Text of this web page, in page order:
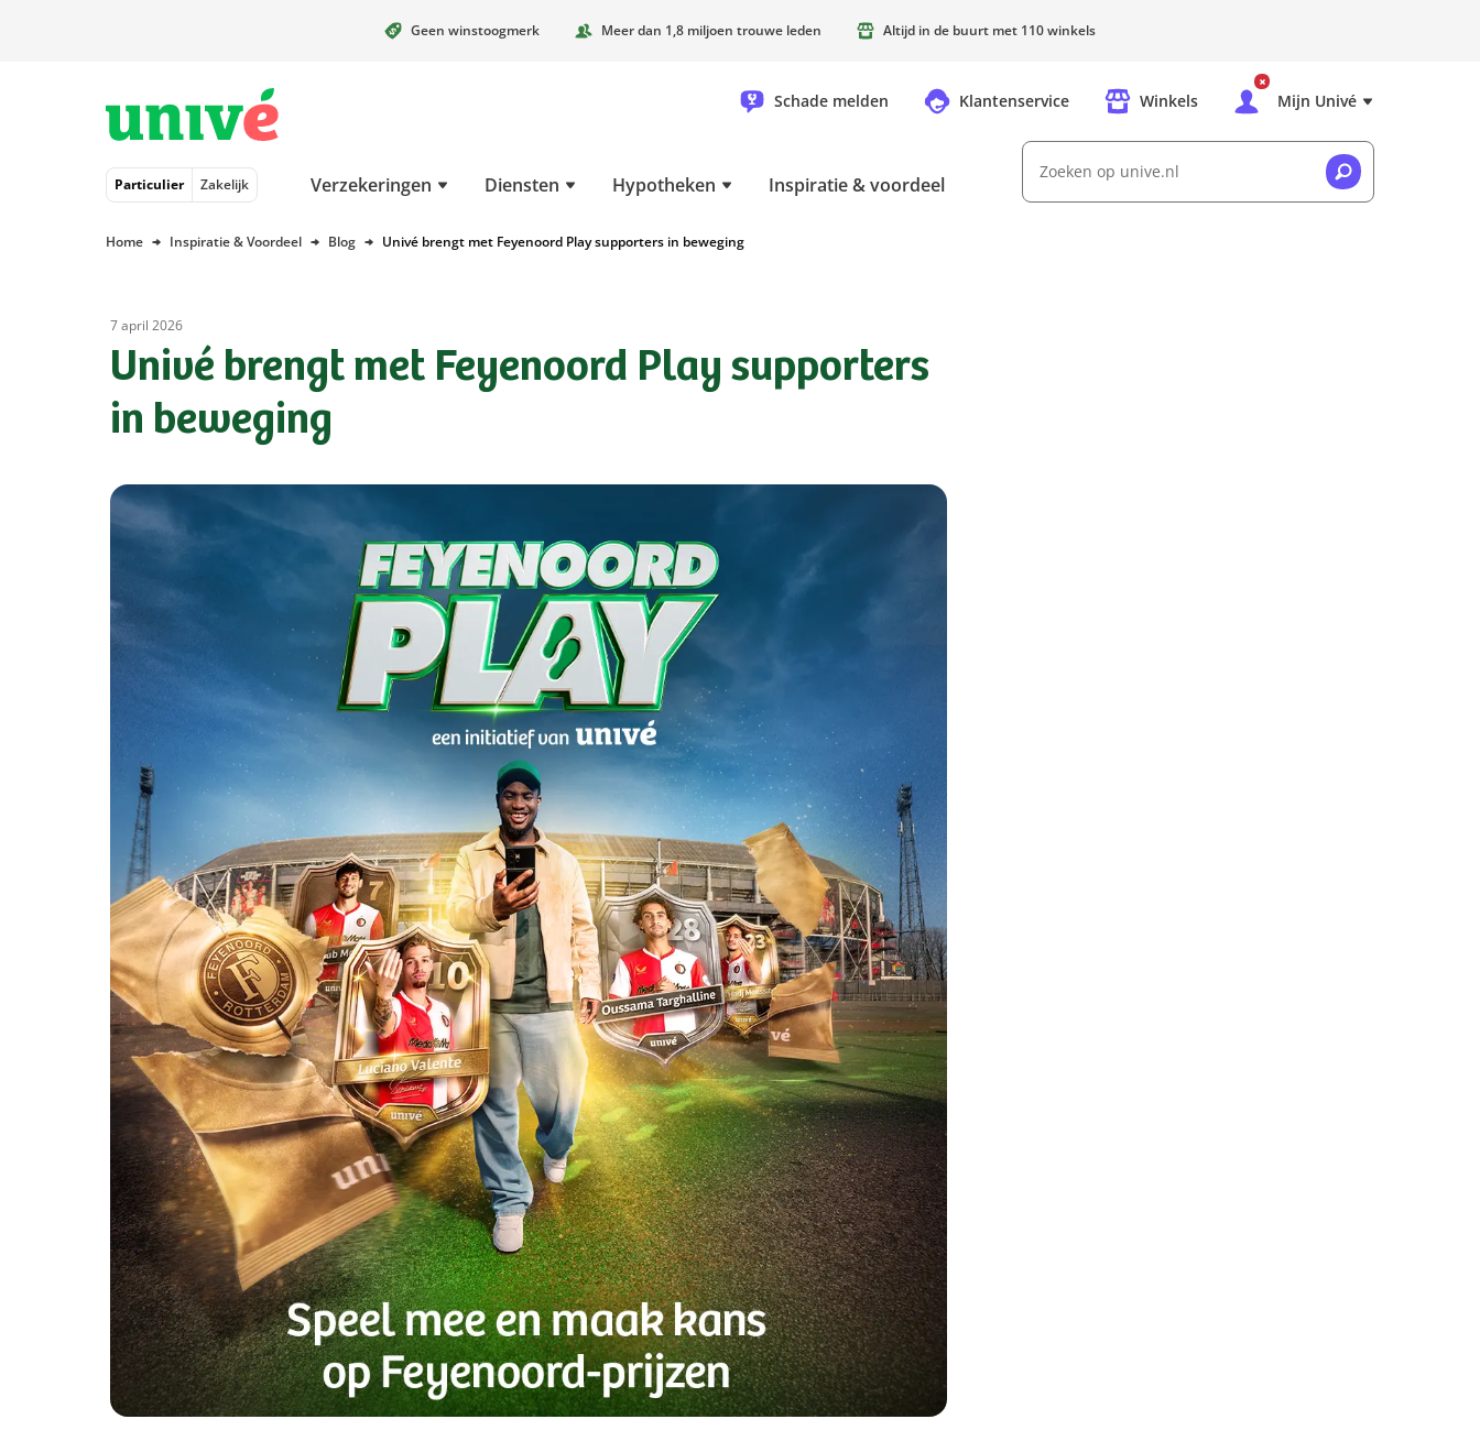
Geen winstoogmerk Meer dan 1,8 miljoen trouwe leden Altijd in de buurt met 110 winkels
Schade melden Klantenservice Winkels Mijn Univé
Particulier Zakelijk Verzekeringen Diensten Hypotheken Inspiratie & voordeel
Zoeken op unive.nl
Home Inspiratie & Voordeel Blog Univé brengt met Feyenoord Play supporters in beweging
7 april 2026
Univé brengt met Feyenoord Play supporters
in beweging